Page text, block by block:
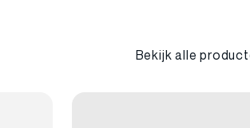
Bekijk alle